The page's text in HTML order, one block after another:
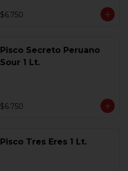
$6.750
Pisco Secreto Peruano
Sour 1 Lt.
$6.750
Pisco Tres Eres 1 Lt.